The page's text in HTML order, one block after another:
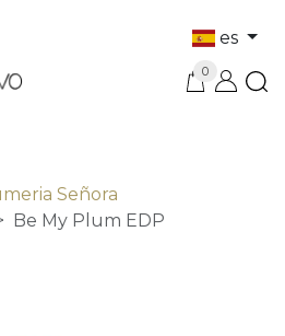
es
0
Señora
Be My Plum EDP